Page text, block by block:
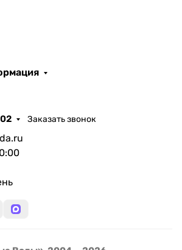
Заказать звонок